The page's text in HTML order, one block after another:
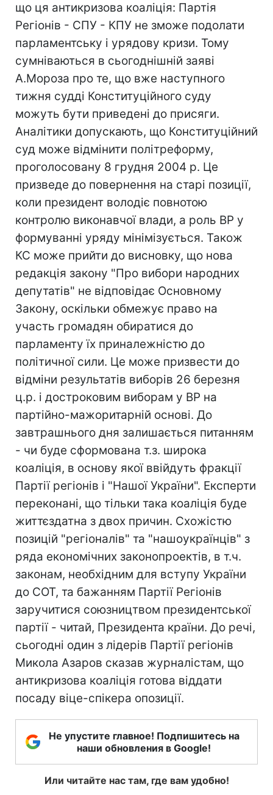
що ця антикризова коаліція: Партія
Регіонів - СПУ - КПУ не зможе подолати
парламентську і урядову кризи. Тому
сумніваються в сьогоднішній заяві
А.Мороза про те, що вже наступного
тижня судді Конституційного суду
можуть бути приведені до присяги.
Аналітики допускають, що Конституційний
суд може відмінити політреформу,
проголосовану 8 грудня 2004 р. Це
призведе до повернення на старі позиції,
коли президент володіє повнотою
контролю виконавчої влади, а роль ВР у
формуванні уряду мінімізується. Також
КС може прийти до висновку, що нова
редакція закону "Про вибори народних
депутатів" не відповідає Основному
Закону, оскільки обмежує право на
участь громадян обиратися до
парламенту їх приналежністю до
політичної сили. Це може призвести до
відміни результатів виборів 26 березня
ц.р. і достроковим виборам у ВР на
партійно-мажоритарній основі. До
завтрашнього дня залишається питанням
- чи буде сформована т.з. широка
коаліція, в основу якої ввійдуть фракції
Партії регіонів і "Нашої України". Експерти
переконані, що тільки така коаліція буде
життєздатна з двох причин. Схожістю
позицій "регіоналів" та "нашоукраїнців" з
ряда економічних законопроектів, в т.ч.
законам, необхідним для вступу України
до СОТ, та бажанням Партії Регіонів
заручитися союзництвом президентської
партії - читай, Президента країни. До речі,
сьогодні один з лідерів Партії регіонів
Микола Азаров сказав журналістам, що
антикризова коаліція готова віддати
посаду віце-спікера опозиції.
Не упустите главное! Подпишитесь на
наши обновления в Google!
Или читайте нас там, где вам удобно!